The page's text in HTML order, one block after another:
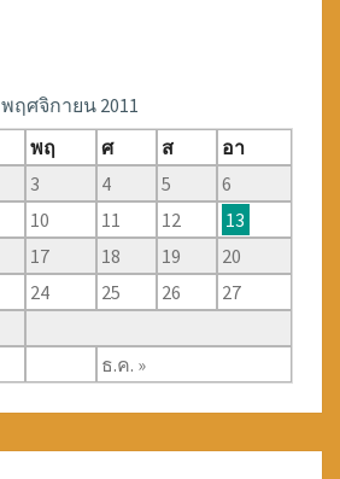
พฤศจิกายน 2011
พฤ ศ ส อา
ธ.ค. »
3 4 5
6
10 11 12
13
17 18 19
20
24 25 26
27